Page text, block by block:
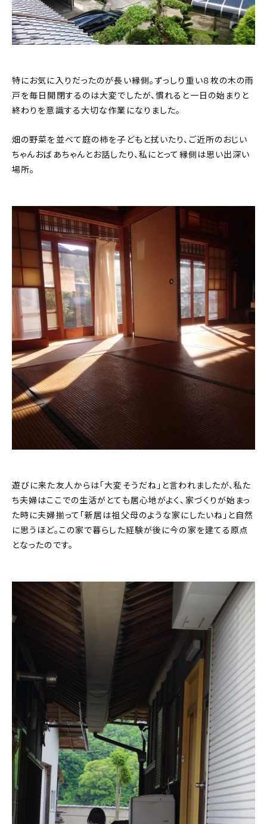
特にお気に入りだったのが長い縁側。ずっしり重い８枚の木の雨
戸を毎日開閉するのは大変でしたが、慣れると一日の始まりと
終わりを意識する大切な作業になりました。
畑の野菜を並べて庭の柿を子どもと拭いたり、ご近所のおじい
ちゃんおばあちゃんとお話したり、私にとって縁側は思い出深い
場所。
遊びに来た友人からは「大変そうだね」と言われましたが、私た
ち夫婦はここでの生活がとても居心地がよく、家づくりが始まっ
た時に夫婦揃って「新居は祖父母のような家にしたいね」と自然
に思うほど。この家で暮らした経験が後に今の家を建てる原点
となったのです。